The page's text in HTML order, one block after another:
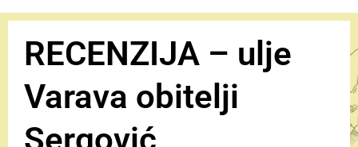
RECENZIJA – ulje
Varava obitelji